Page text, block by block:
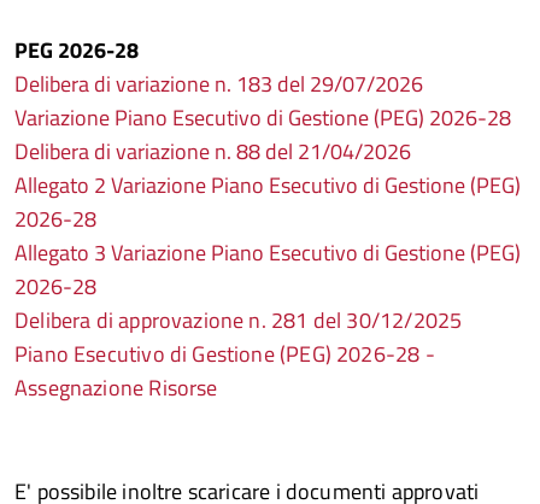
PEG 2026-28
Delibera di variazione n. 183 del 29/07/2026
Variazione Piano Esecutivo di Gestione (PEG) 2026-28
Delibera di variazione n. 88 del 21/04/2026
Allegato 2 Variazione Piano Esecutivo di Gestione (PEG)
2026-28
Allegato 3 Variazione Piano Esecutivo di Gestione (PEG)
2026-28
Delibera di approvazione n. 281 del 30/12/2025
Piano Esecutivo di Gestione (PEG) 2026-28 -
Assegnazione Risorse
E' possibile inoltre scaricare i documenti approvati